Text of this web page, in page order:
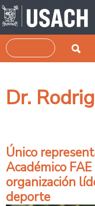
Pasar al contenido principal
Buscar
Dr.
Único
Académico
organización
deporte